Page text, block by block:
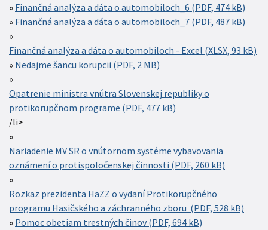
Finančná analýza a dáta o automobiloch_6 (PDF, 474 kB)
Finančná analýza a dáta o automobiloch_7 (PDF, 487 kB)
Finančná analýza a dáta o automobiloch - Excel (XLSX, 93 kB)
Nedajme šancu korupcii (PDF, 2 MB)
Opatrenie ministra vnútra Slovenskej republiky o
protikorupčnom programe (PDF, 477 kB)
/li>
Nariadenie MV SR o vnútornom systéme vybavovania
oznámení o protispoločenskej činnosti (PDF, 260 kB)
Rozkaz prezidenta HaZZ o vydaní Protikorupčného
programu Hasičského a záchranného zboru (PDF, 528 kB)
Pomoc obetiam trestných činov (PDF, 694 kB)